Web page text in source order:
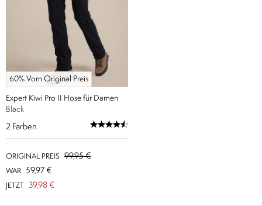
60% Vom Original Preis
Expert Kiwi Pro II Hose für Damen
Black
2 Farben
ORIGINAL PREIS 99,95 €
WAR 59,97 €
JETZT 39,98 €